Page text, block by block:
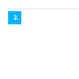
2.